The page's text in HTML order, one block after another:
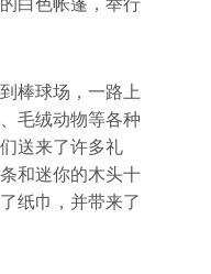
棒球场，一路上
毛绒动物等各种
送来了许多礼
和迷你的木头十
纸巾，并带来了